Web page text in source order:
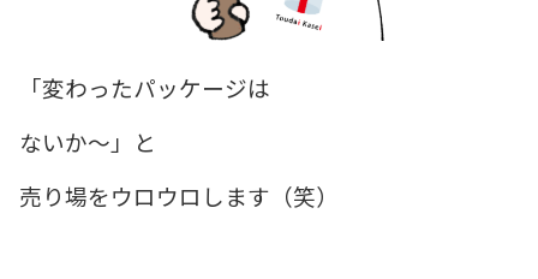
「変わったパッケージは
ないか〜」と
売り場をウロウロします（笑）